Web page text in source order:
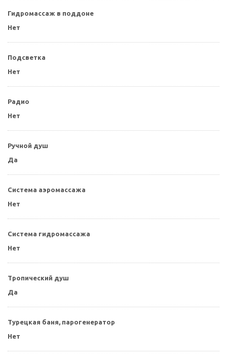
Гидромассаж в поддоне
Нет
Подсветка
Нет
Радио
Нет
Ручной душ
Да
Система аэромассажа
Нет
Система гидромассажа
Нет
Тропический душ
Да
Турецкая баня, парогенератор
Нет